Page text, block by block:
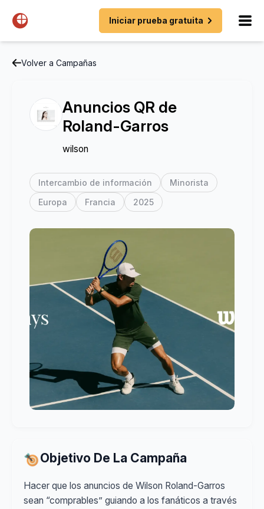
Iniciar prueba gratuita
Volver a Campañas
Anuncios QR de
Roland-Garros
wilson
Intercambio de información
Minorista
Europa
Francia 2025
Objetivo De La Campaña
Hacer que los anuncios de Wilson Roland-Garros
sean “comprables” guiando a los fanáticos a través